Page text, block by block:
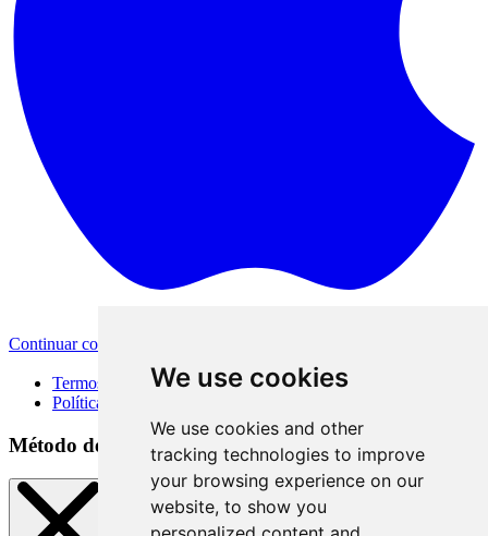
We use cookies
We use cookies and other
tracking technologies to improve
your browsing experience on our
website, to show you
Continuar com a Apple
Termos de Uso
Política de Privacidade
Método de acesso